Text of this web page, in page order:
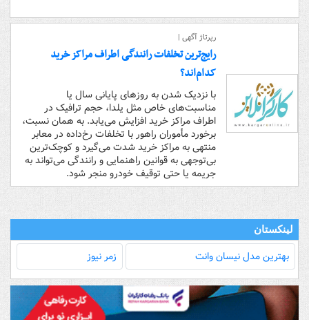
رپرتاژ آگهی |
رایج‌ترین تخلفات رانندگی اطراف مراکز خرید
کدام‌اند؟
با نزدیک شدن به روزهای پایانی سال یا
مناسبت‌های خاص مثل یلدا، حجم ترافیک در
اطراف مراکز خرید افزایش می‌یابد. به همان نسبت،
برخورد مأموران راهور با تخلفات رخ‌داده در معابر
منتهی به مراکز خرید شدت می‌گیرد و کوچک‌ترین
بی‌توجهی به قوانین راهنمایی و رانندگی می‌تواند به
جریمه یا حتی توقیف خودرو منجر شود.
لینکستان
بهترین مدل‌ نیسان وانت زمر نیوز